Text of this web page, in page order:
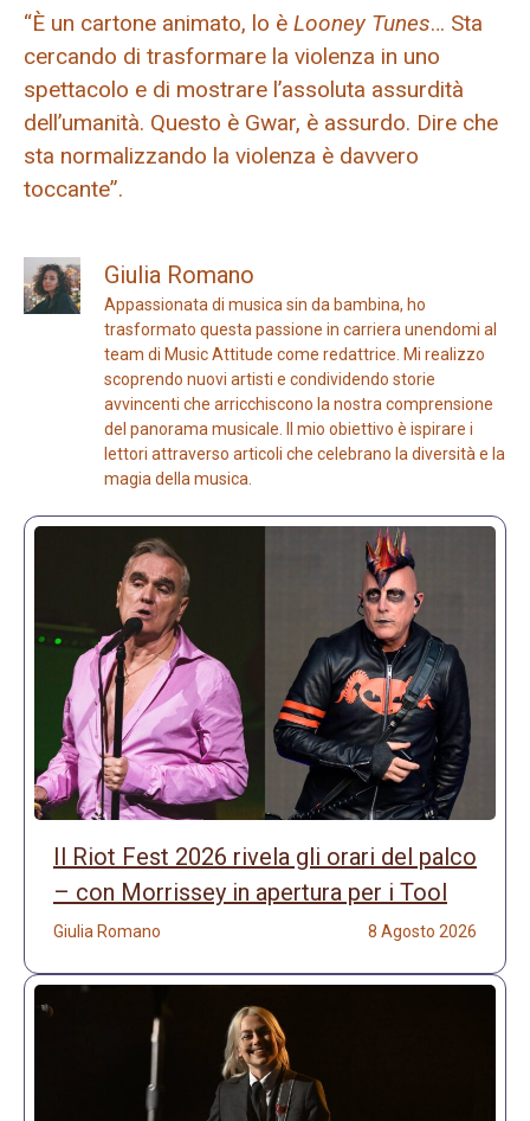
“È un cartone animato, lo è Looney Tunes… Sta
cercando di trasformare la violenza in uno
spettacolo e di mostrare l’assoluta assurdità
dell’umanità. Questo è Gwar, è assurdo. Dire che
sta normalizzando la violenza è davvero
toccante”.
Giulia Romano
Appassionata di musica sin da bambina, ho
trasformato questa passione in carriera unendomi al
team di Music Attitude come redattrice. Mi realizzo
scoprendo nuovi artisti e condividendo storie
avvincenti che arricchiscono la nostra comprensione
del panorama musicale. Il mio obiettivo è ispirare i
lettori attraverso articoli che celebrano la diversità e la
magia della musica.
Il Riot Fest 2026 rivela gli orari del palco
– con Morrissey in apertura per i Tool
Giulia Romano 8 Agosto 2026